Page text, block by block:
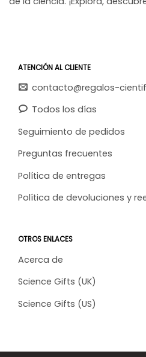
ATENCIÓN AL CLIENTE
contacto@regalos-
Todos los días
Seguimiento de pedidos
Preguntas frecuentes
Política de entregas
Política de devoluciones y
OTROS ENLACES
Acerca de
Science Gifts (UK)
Science Gifts (US)